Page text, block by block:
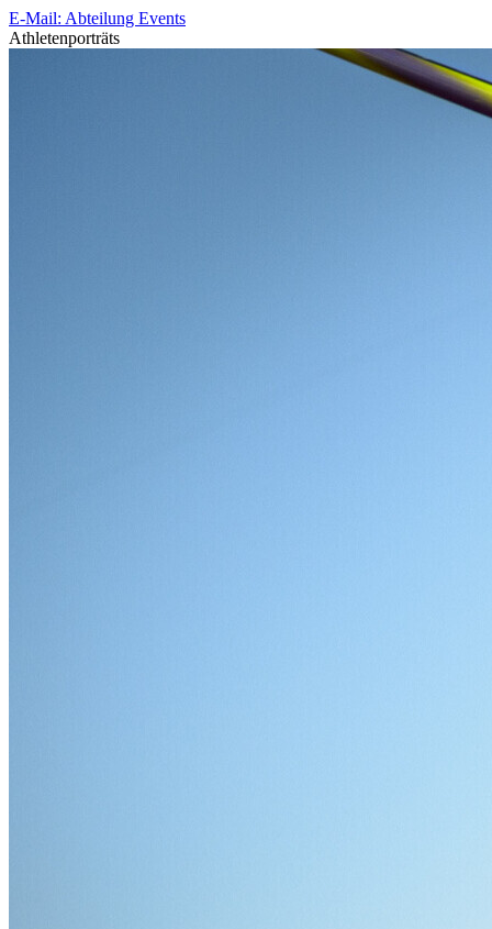
E-Mail: Abteilung Events
Athletenporträts